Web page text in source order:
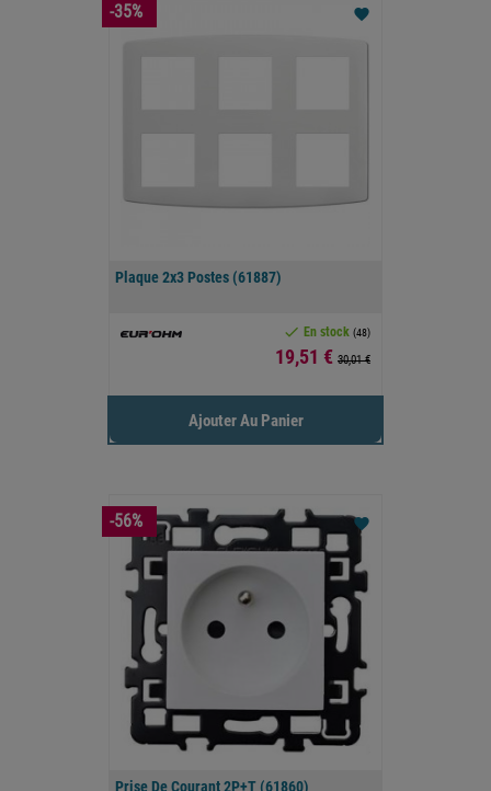
Plaque 2x3 Postes (61887)
 En stock (48)
Prix
19,51 € 30,01 €
favorite
Ajouter Au Panier
-35%
Prise De Courant 2P+T (61860)
favorite
-56%